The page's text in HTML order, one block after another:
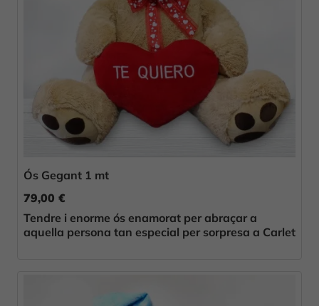
Ós Gegant 1 mt
79,00 €
Tendre i enorme ós enamorat per abraçar a
aquella persona tan especial per sorpresa a Carlet